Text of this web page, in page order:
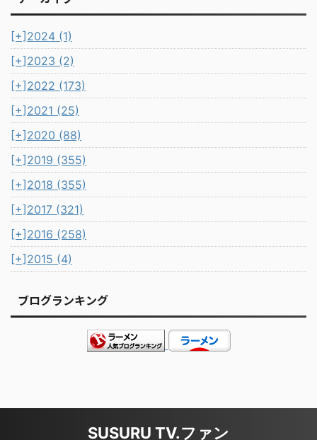
[+]2024 (1)
[+]2023 (2)
[+]2022 (173)
[+]2021 (25)
[+]2020 (88)
[+]2019 (355)
[+]2018 (355)
[+]2017 (321)
[+]2016 (258)
[+]2015 (4)
ブログランキング
SUSURU TV.ファン